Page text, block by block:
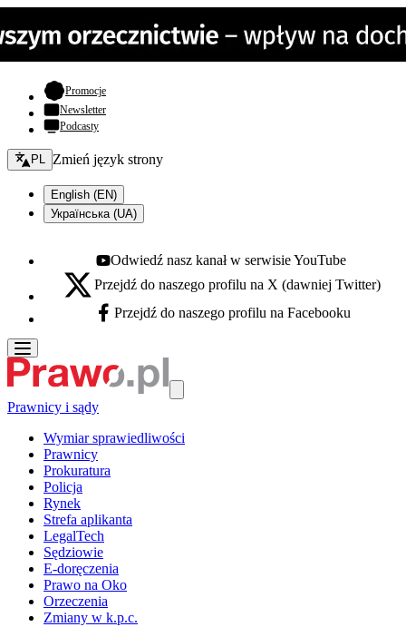
Promocje- otwiera się w nowej karcie
Newsletter
Podcasty
Zmień język - bieżący:
PL Zmień język strony
English (EN)
Українська (UA)
Youtube - otwiera się w nowej karcie
Odwiedź nasz kanał w serwisie YouTube
X - otwiera się w nowej karcie
Przejdź do naszego profilu na X (dawniej Twitter)
Facebook - otwiera się w nowej karcie
Przejdź do naszego profilu na Facebooku
Prawnicy i sądy
Wymiar sprawiedliwości
Prawnicy
Prokuratura
Policja
Rynek
Strefa aplikanta
LegalTech
Sędziowie
E-doręczenia
Prawo na Oko
Orzeczenia
Zmiany w k.p.c.